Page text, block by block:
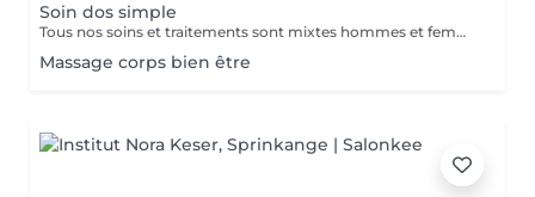
Soin dos simple
Tous nos soins et traitements sont mixtes hommes et femmes. Les traitements en cure sont valables six mois. Sur conseil de votre esthéticienne, des combinaisons de soins et de traitements sont possibles, afin d'obtenir un résultat optimal. Attention certain traitements nécessitent des explications préalables ainsi qu'une commande spécifique des coffrets et de soins personnalisés.
Massage corps bien être